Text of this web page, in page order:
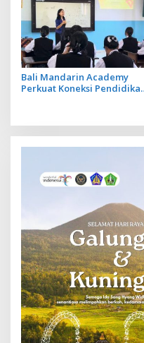
Bali Mandarin Academy
Perkuat Koneksi Pendidikan